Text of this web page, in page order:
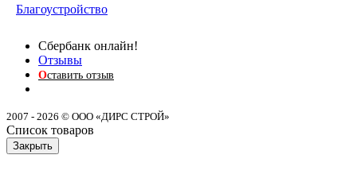
Благоустройство
Сбербанк онлайн!
Отзывы
Оставить отзыв
2007 - 2026 © ООО «ДИРС СТРОЙ»
Список товаров
Закрыть